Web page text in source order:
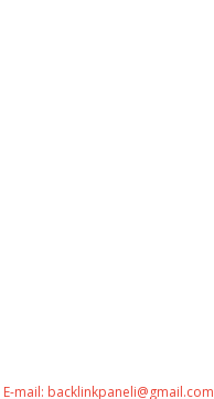
E-mail: backlinkpaneli@gmail.com